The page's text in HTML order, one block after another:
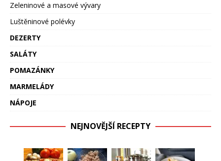
Zeleninové a masové vývary
Luštěninové polévky
DEZERTY
SALÁTY
POMAZÁNKY
MARMELÁDY
NÁPOJE
NEJNOVĚJŠÍ RECEPTY